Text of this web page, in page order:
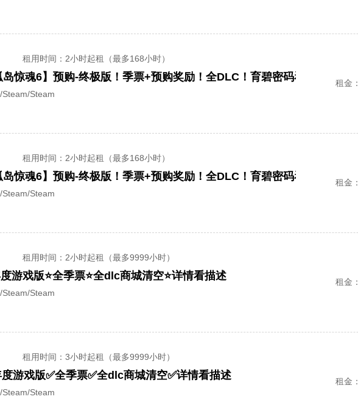
租用时间 ：2小时起租（最多168小时）
惊魂6】预购-终极版！季票+预购奖励！全DLC！育碧密码看描述！
Steam
租金：
租用时间 ：2小时起租（最多168小时）
惊魂6】预购-终极版！季票+预购奖励！全DLC！育碧密码看描述！
Steam
租金：
租用时间 ：2小时起租（最多9999小时）
游戏版⭐全季票⭐全dlc商城清空⭐详情看描述
Steam
租金：
租用时间 ：3小时起租（最多9999小时）
游戏版✅全季票✅全dlc商城清空✅详情看描述
Steam
租金：